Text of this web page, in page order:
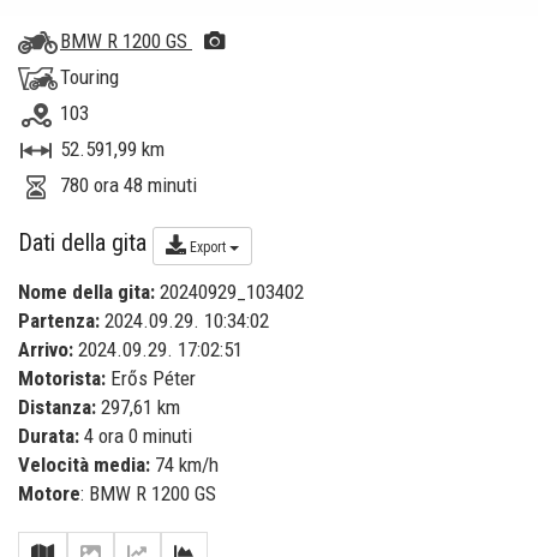
BMW R 1200 GS
Touring
103
52.591,99 km
780 ora 48 minuti
Dati della gita Export
Nome della gita: 20240929_103402
Partenza: 2024.09.29. 10:34:02
Arrivo: 2024.09.29. 17:02:51
Motorista: Erős Péter
Distanza: 297,61 km
Durata: 4 ora 0 minuti
Velocità media: 74 km/h
Motore: BMW R 1200 GS